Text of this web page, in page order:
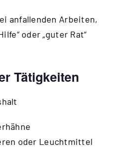
anfallenden Arbeiten,
oder „guter Rat“
Tätigkeiten
oder Leuchtmittel